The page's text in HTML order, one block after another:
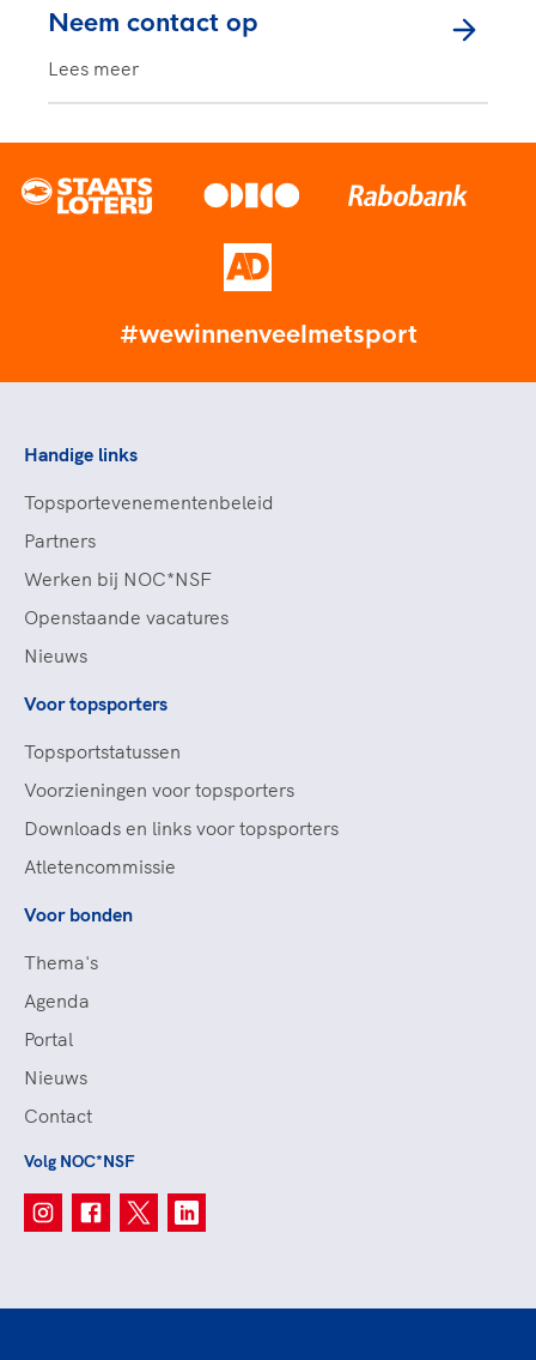
Neem contact op
Lees meer
#wewinnenveelmetsport
Handige links
Topsportevenementenbeleid
Partners
Werken bij NOC*NSF
Openstaande vacatures
Nieuws
Voor topsporters
Topsportstatussen
Voorzieningen voor topsporters
Downloads en links voor topsporters
Atletencommissie
Voor bonden
Thema's
Agenda
Portal
Nieuws
Contact
Volg NOC*NSF